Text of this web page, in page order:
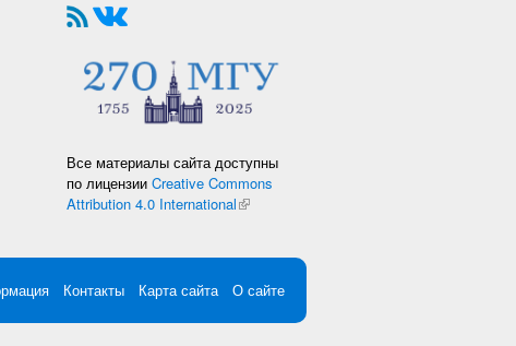
Все материалы сайта доступны
по лицензии Creative Commons
Attribution 4.0 International(внешняя ссылка)
Контакты Карта сайта О сайте